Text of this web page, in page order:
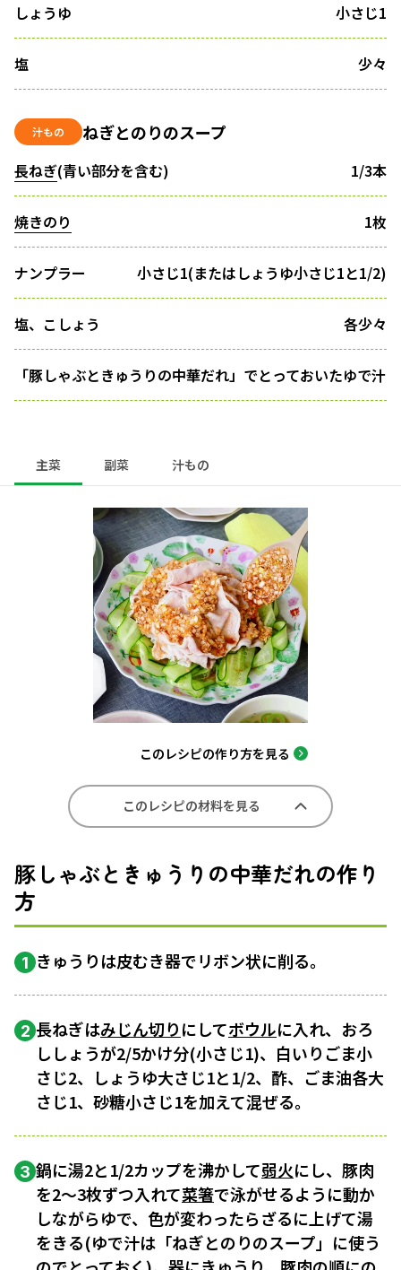
しょうゆ 小さじ1
塩 少々
汁もの ねぎとのりのスープ
長ねぎ(青い部分を含む) 1/3本
焼きのり 1枚
ナンプラー 小さじ1(またはしょうゆ小さじ1と1/2)
塩、こしょう 各少々
「豚しゃぶときゅうりの中華だれ」でとっておいたゆで汁
主菜 副菜 汁もの
このレシピの作り方を見る
このレシピの材料を見る
豚しゃぶときゅうりの中華だれの作り
方
1 きゅうりは皮むき器でリボン状に削る。
2 長ねぎはみじん切りにしてボウルに入れ、おろ
ししょうが2/5かけ分(小さじ1)、白いりごま小
さじ2、しょうゆ大さじ1と1/2、酢、ごま油各大
さじ1、砂糖小さじ1を加えて混ぜる。
3 鍋に湯2と1/2カップを沸かして弱火にし、豚肉
を2～3枚ずつ入れて菜箸で泳がせるように動か
しながらゆで、色が変わったらざるに上げて湯
をきる(ゆで汁は「ねぎとのりのスープ」に使う